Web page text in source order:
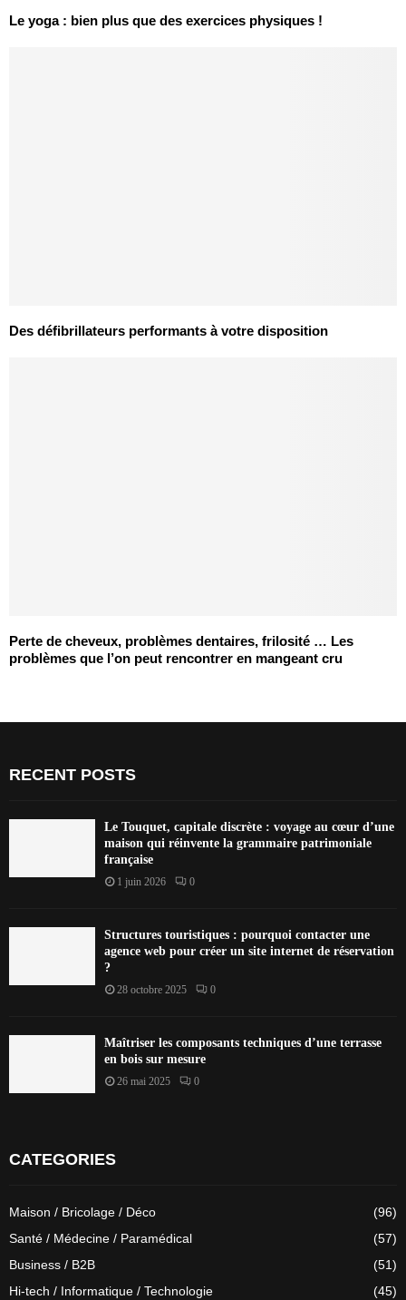
Le yoga : bien plus que des exercices physiques !
Des défibrillateurs performants à votre disposition
Perte de cheveux, problèmes dentaires, frilosité … Les
problèmes que l’on peut rencontrer en mangeant cru
RECENT POSTS
Le Touquet, capitale discrète : voyage au cœur d’une
maison qui réinvente la grammaire patrimoniale
française
1 juin 2026 0
Structures touristiques : pourquoi contacter une
agence web pour créer un site internet de réservation
?
28 octobre 2025 0
Maîtriser les composants techniques d’une terrasse
en bois sur mesure
26 mai 2025 0
CATEGORIES
Maison / Bricolage / Déco
(96)
Santé / Médecine / Paramédical
(57)
Business / B2B
(51)
Hi-tech / Informatique / Technologie
(45)